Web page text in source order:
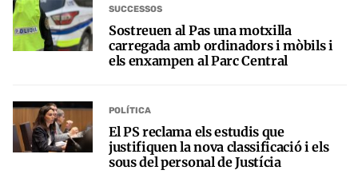
SUCCESSOS
Sostreuen al Pas una motxilla
carregada amb ordinadors i mòbils i
els enxampen al Parc Central
POLÍTICA
El PS reclama els estudis que
justifiquen la nova classificació i els
sous del personal de Justícia